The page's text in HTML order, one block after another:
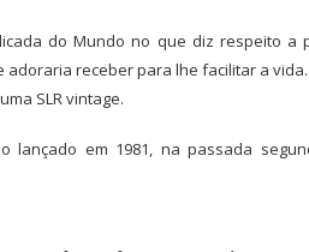
do Mundo no que diz respeito a
receber para lhe facilitar a vida.
SLR vintage.
lançado em 1981, na passada